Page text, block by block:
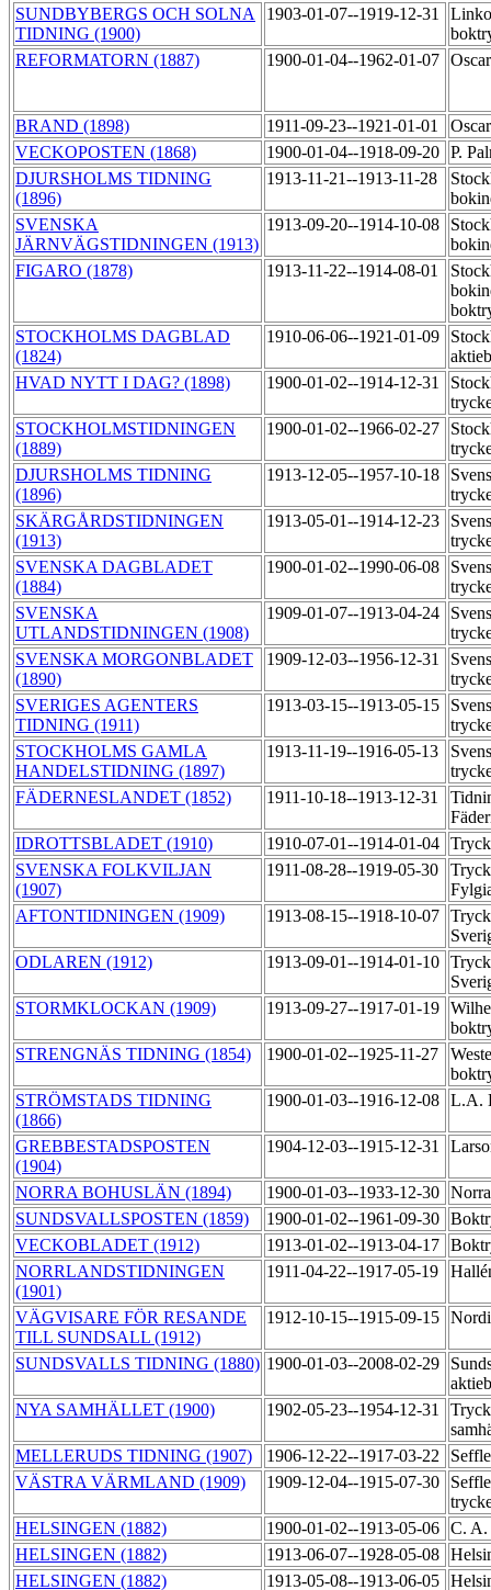
SUNDBYBERGS OCH SOLNA
TIDNING (1900)
1903-01-07--1919-12-31
REFORMATORN (1887)
1900-01-04--1962-01-07
BRAND (1898) 1911-09-23--1921-01-01
VECKOPOSTEN (1868)
1900-01-04--1918-09-20 P.
DJURSHOLMS TIDNING
(1896)
1913-11-21--1913-11-28
SVENSKA
JÄRNVÄGSTIDNINGEN (1913)
1913-09-20--1914-10-08
FIGARO (1878)
1913-11-22--1914-08-01
STOCKHOLMS DAGBLAD
(1824)
1910-06-06--1921-01-09
HVAD NYTT I DAG? (1898)
1900-01-02--1914-12-31
STOCKHOLMSTIDNINGEN
(1889)
1900-01-02--1966-02-27
DJURSHOLMS TIDNING
(1896)
1913-12-05--1957-10-18
SKÄRGÅRDSTIDNINGEN
(1913)
1913-05-01--1914-12-23
SVENSKA DAGBLADET
(1884)
1900-01-02--1990-06-08
SVENSKA
UTLANDSTIDNINGEN (1908)
1909-01-07--1913-04-24
SVENSKA MORGONBLADET
(1890)
1909-12-03--1956-12-31
SVERIGES AGENTERS
TIDNING (1911)
1913-03-15--1913-05-15
STOCKHOLMS GAMLA
HANDELSTIDNING (1897)
1913-11-19--1916-05-13
FÄDERNESLANDET (1852)
1911-10-18--1913-12-31
IDROTTSBLADET (1910)
1910-07-01--1914-01-04
SVENSKA FOLKVILJAN
(1907)
1911-08-28--1919-05-30
AFTONTIDNINGEN (1909)
1913-08-15--1918-10-07
ODLAREN (1912)
1913-09-01--1914-01-10
STORMKLOCKAN (1909)
1913-09-27--1917-01-19
STRENGNÄS TIDNING (1854)
1900-01-02--1925-11-27
STRÖMSTADS TIDNING
(1866)
1900-01-03--1916-12-08 L.A.
GREBBESTADSPOSTEN
(1904)
1904-12-03--1915-12-31
NORRA BOHUSLÄN (1894) 1900-01-03--1933-12-30
SUNDSVALLSPOSTEN (1859)
1900-01-02--1961-09-30
VECKOBLADET (1912)
1913-01-02--1913-04-17
NORRLANDSTIDNINGEN
(1901)
1911-04-22--1917-05-19
VÄGVISARE FÖR RESANDE
TILL SUNDSALL (1912)
1912-10-15--1915-09-15
SUNDSVALLS TIDNING (1880) 1900-01-03--2008-02-29
NYA SAMHÄLLET (1900)
1902-05-23--1954-12-31
MELLERUDS TIDNING (1907)
1906-12-22--1917-03-22
VÄSTRA VÄRMLAND (1909)
1909-12-04--1915-07-30
HELSINGEN (1882)
1900-01-02--1913-05-06 C. A.
HELSINGEN (1882)
1913-06-07--1928-05-08
HELSINGEN (1882)
1913-05-08--1913-06-05